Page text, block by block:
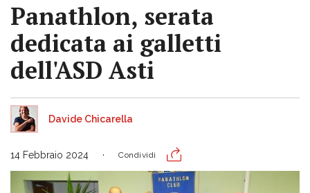
Panathlon, serata
dedicata ai galletti
dell'ASD Asti
Davide Chicarella
14 Febbraio 2024 Condividi